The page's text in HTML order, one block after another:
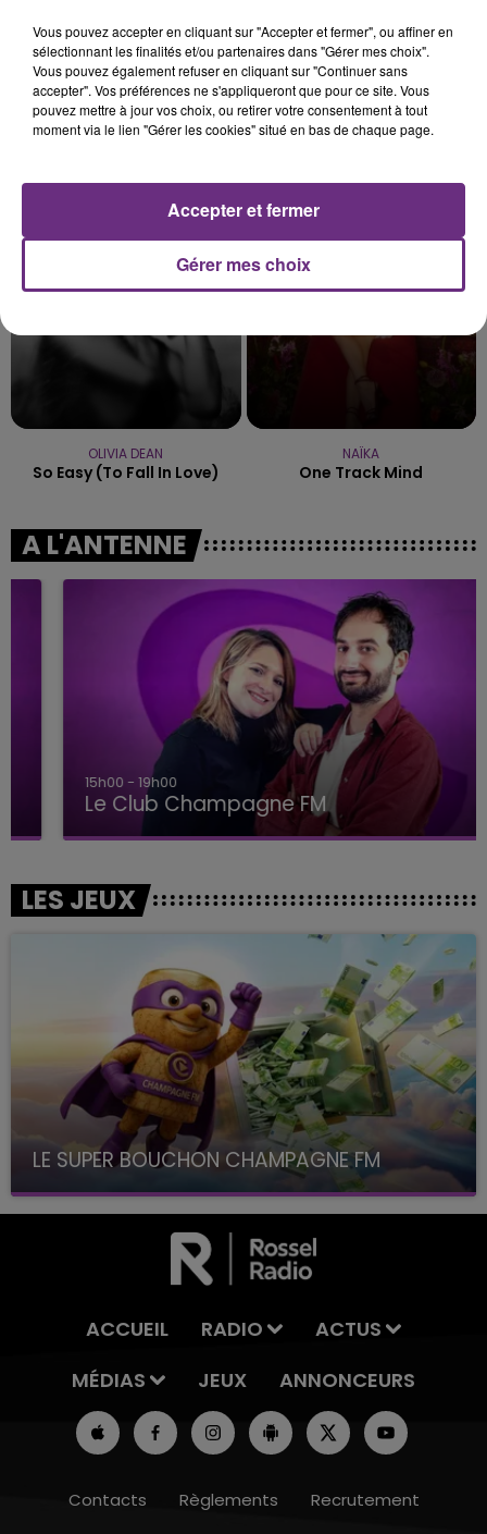
Ironic Le Petit Pecheur
OLIVIA DEAN
So Easy (to Fall In Love)
NAÏKA
One Track Mind
A L'ANTENNE
15h00 - 19h00
Le Club Champagne FM
LES JEUX
LE SUPER BOUCHON CHAMPAGNE FM
avec La Famille Champagne FM, à 8H10
ACCUEIL RADIO
ACTUS
MÉDIAS
JEUX ANNONCEURS
Contacts Règlements Recrutement
Vous pouvez accepter en cliquant sur "Accepter et fermer", ou affiner en
sélectionnant les finalités et/ou partenaires dans "Gérer mes choix".
Vous pouvez également refuser en cliquant sur "Continuer sans
accepter". Vos préférences ne s'appliqueront que pour ce site. Vous
pouvez mettre à jour vos choix, ou retirer votre consentement à tout
moment via le lien "Gérer les cookies" situé en bas de chaque page.
Gérer mes choix
Accepter et fermer